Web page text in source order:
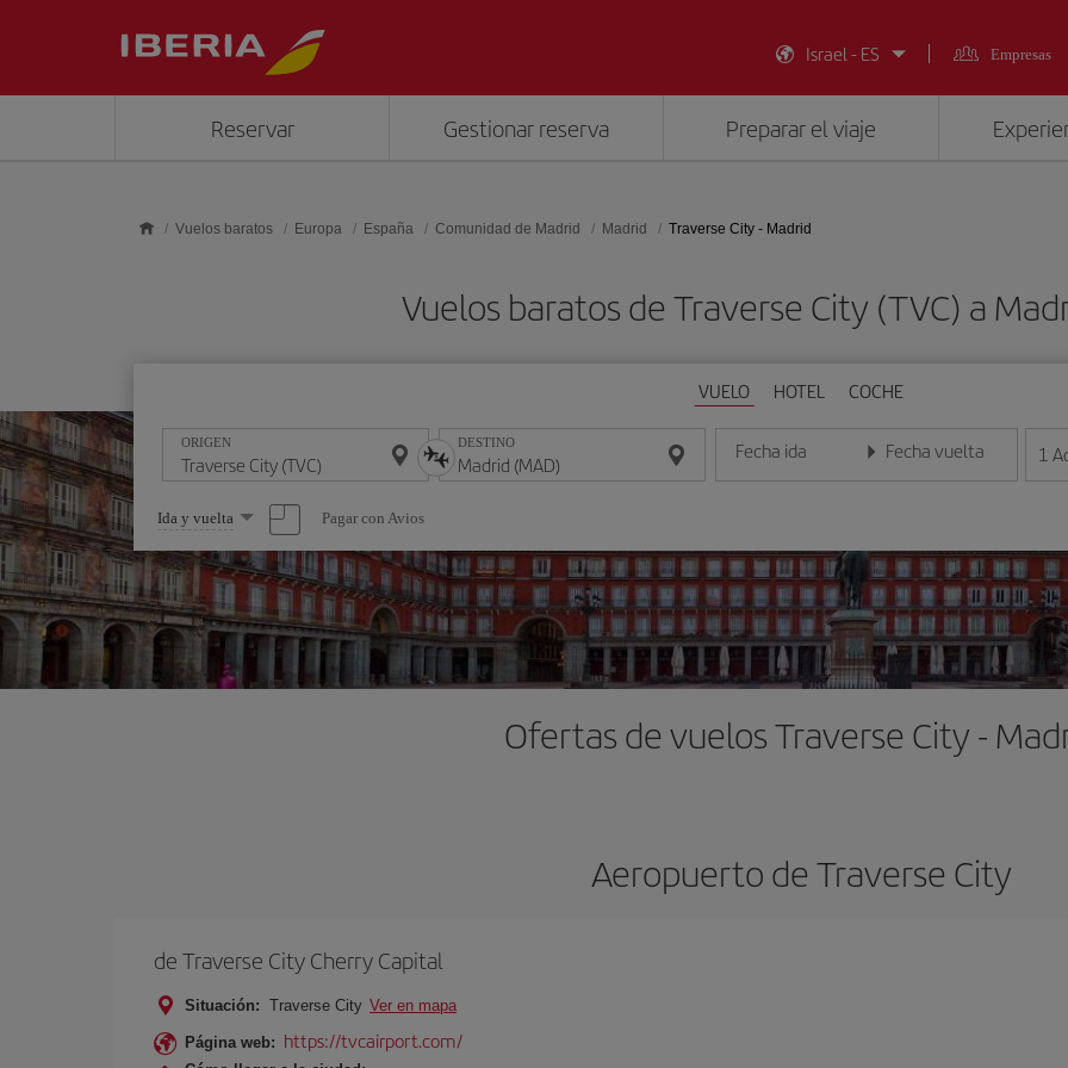
Israel - ES
Empresas
Reservar Gestionar reserva Preparar el viaje
Vuelos baratos Europa España Comunidad de Madrid Madrid Traverse City - Madrid
Vuelos baratos de Traverse City (TVC) a
VUELO HOTEL COCHE
ORIGEN DESTINO Fecha ida
Introduce la fecha en formato día/mes/año
Fecha vuelta
Introduce la fecha en 1
Seleccione
una
opción
Ida y vuelta Pagar con Avios
Ofertas de vuelos Traverse City -
Aeropuerto de Traverse City
de Traverse City Cherry Capital
Situación: Traverse City Ver en mapa
Página web: https://tvcairport.com/